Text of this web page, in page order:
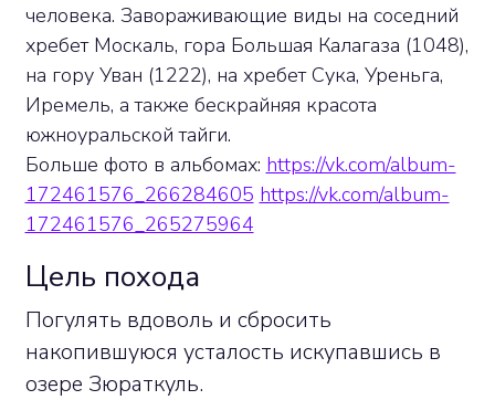
человека. Завораживающие виды на соседний
хребет Москаль, гора Большая Калагаза (1048),
на гору Уван (1222), на хребет Сука, Уреньга,
Иремель, а также бескрайняя красота
южноуральской тайги.
Больше фото в альбомах: https://vk.com/album-
172461576_266284605 https://vk.com/album-
172461576_265275964
Цель похода
Погулять вдоволь и сбросить
накопившуюся усталость искупавшись в
озере Зюраткуль.